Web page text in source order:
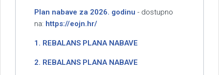
Plan nabave za 2026. godinu - dostupno
na: https://eojn.hr/
1. REBALANS PLANA NABAVE
2. REBALANS PLANA NABAVE